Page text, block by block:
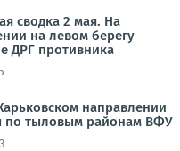
сводка 2 мая. На
на левом берегу
ДРГ противника
направлении
по тыловым районам ВФУ